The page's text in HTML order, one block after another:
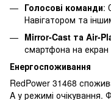
Голосові команди:
Навігатором та
Mirror-Cast та Air-
смартфона на екран
Енергоспоживання
RedPower 31468
A у режимі очікування.